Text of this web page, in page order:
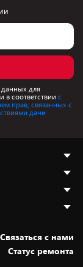
для
соответствии с
прав, связанных с
дачи
Cвязаться с нами
Статус ремонта